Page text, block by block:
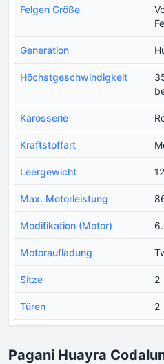
Felgen Größe
Generation
Höchstgeschwindigkeit
Karosserie
Kraftstoffart
Leergewicht
Max. Motorleistung
Modifikation (Motor)
Motoraufladung
Sitze 2
Türen 2
Pagani Huayra